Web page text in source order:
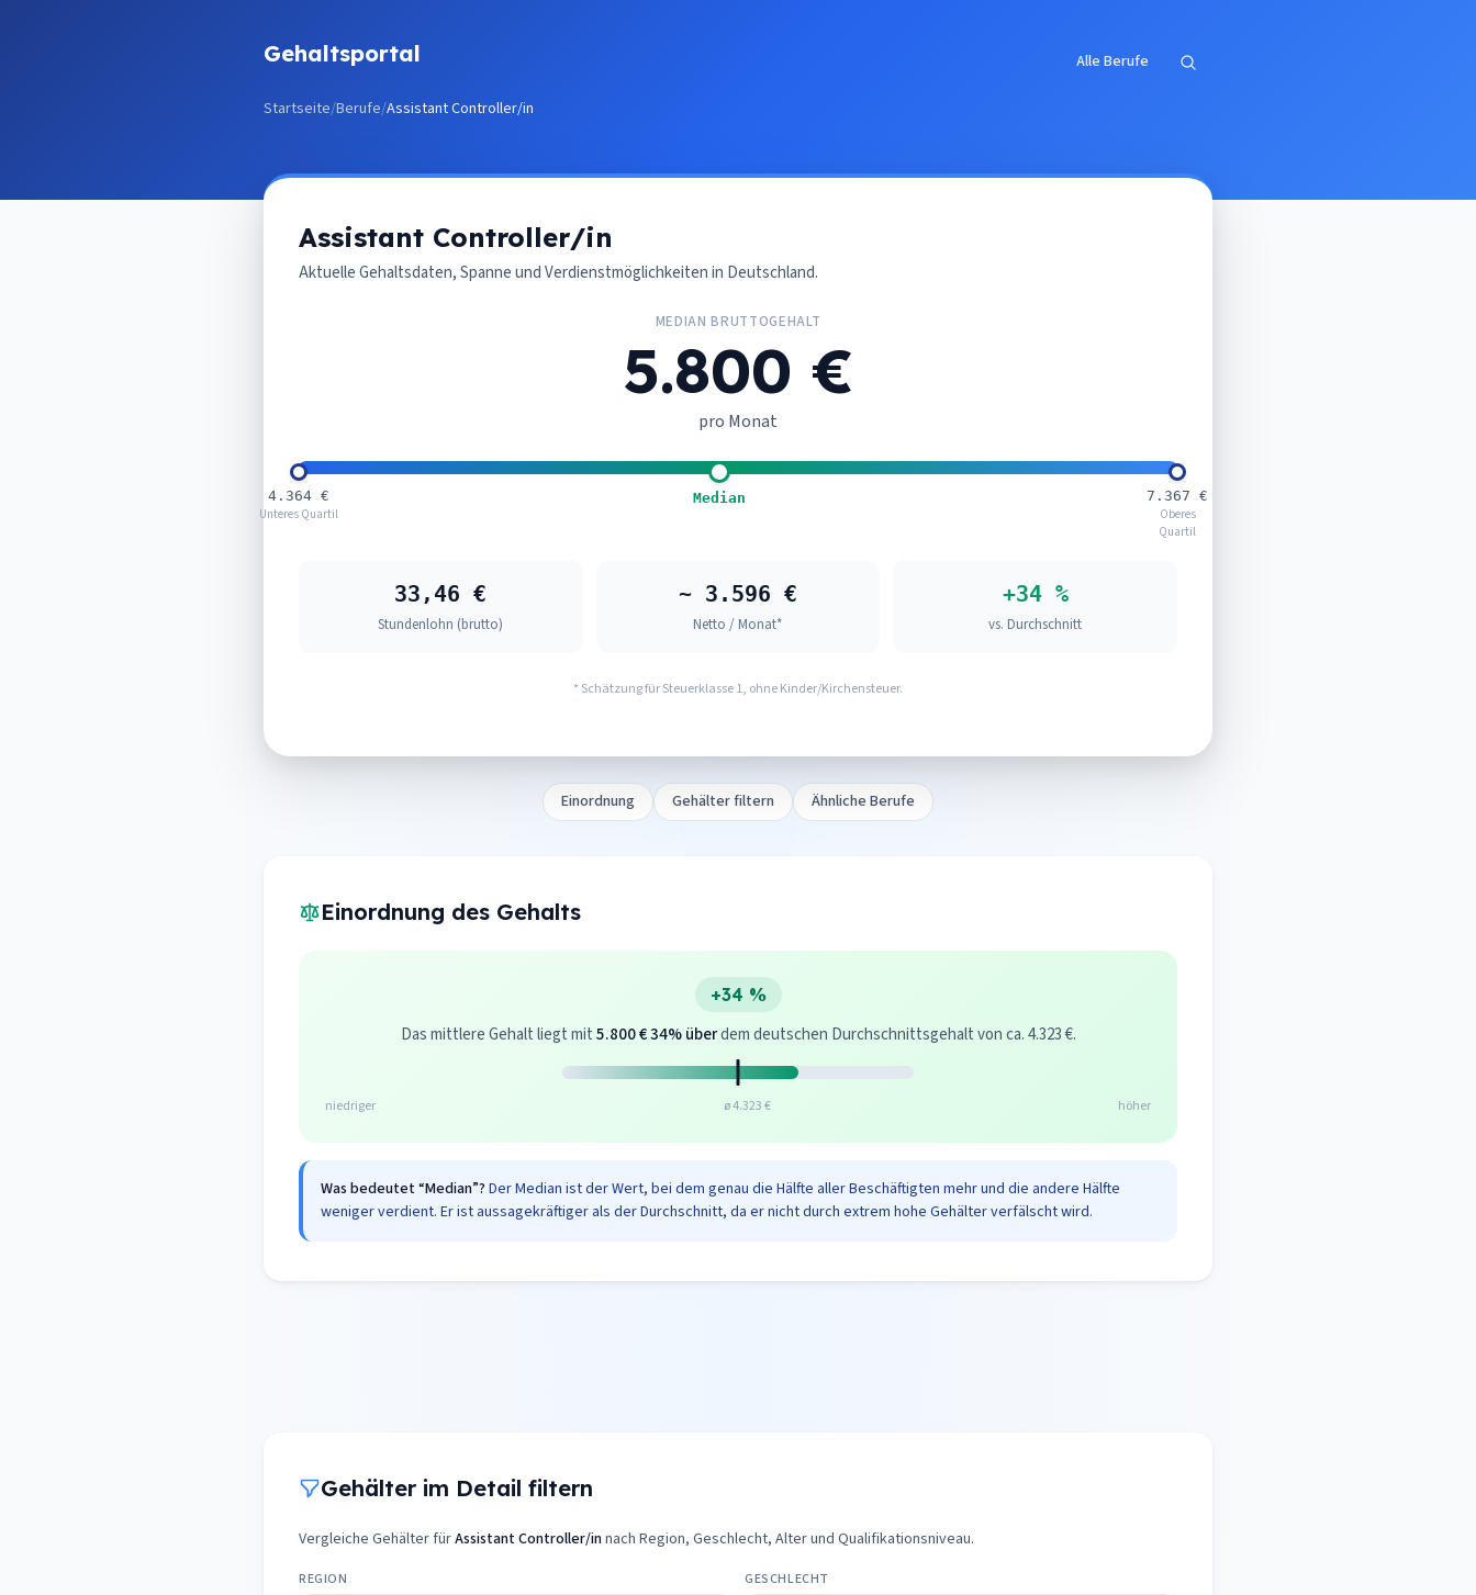
Gehaltsportal Alle Berufe
Startseite/Berufe/Assistant Controller/in
Assistant Controller/in
Aktuelle Gehaltsdaten, Spanne und Verdienstmöglichkeiten in Deutschland.
MEDIAN BRUTTOGEHALT
5.800 €
pro Monat
4.364 €
Unteres Quartil
Median
7.367 €
Oberes
Quartil
33,46 €
Stundenlohn (brutto)
~ 3.596 €
Netto / Monat*
+34 %
vs. Durchschnitt
* Schätzung für Steuerklasse 1, ohne Kinder/Kirchensteuer.
Einordnung Gehälter filtern Ähnliche Berufe
Einordnung des Gehalts
+34 %
Das mittlere Gehalt liegt mit5.800 €34% überdem deutschen Durchschnittsgehalt von ca. 4.323 €.
niedriger ø 4.323 € höher
Was bedeutet “Median”? Der Median ist der Wert, bei dem genau die Hälfte aller Beschäftigten mehr und die andere Hälfte
weniger verdient. Er ist aussagekräftiger als der Durchschnitt, da er nicht durch extrem hohe Gehälter verfälscht wird.
Gehälter im Detail filtern
Vergleiche Gehälter fürAssistant Controller/innach Region, Geschlecht, Alter und Qualifikationsniveau.
REGION GESCHLECHT